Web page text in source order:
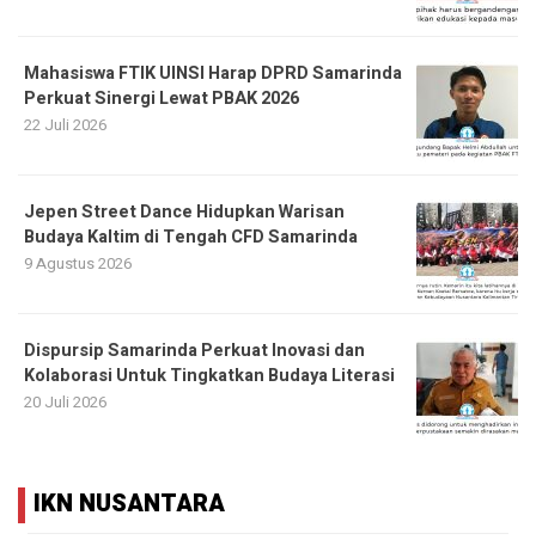
Mahasiswa FTIK UINSI Harap DPRD Samarinda
Perkuat Sinergi Lewat PBAK 2026
22 Juli 2026
Jepen Street Dance Hidupkan Warisan
Budaya Kaltim di Tengah CFD Samarinda
9 Agustus 2026
Dispursip Samarinda Perkuat Inovasi dan
Kolaborasi Untuk Tingkatkan Budaya Literasi
20 Juli 2026
IKN NUSANTARA